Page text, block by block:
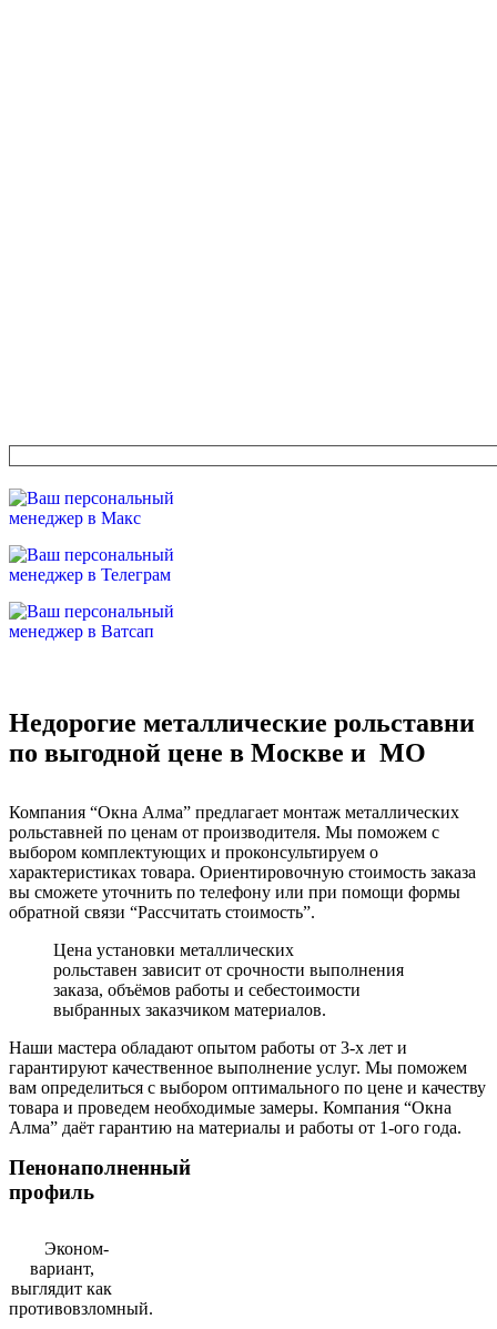
Недорогие металлические рольставни
по выгодной цене в Москве и МО
Компания “Окна Алма” предлагает монтаж металлических
рольставней по ценам от производителя. Мы поможем с
выбором комплектующих и проконсультируем о
характеристиках товара. Ориентировочную стоимость заказа
вы сможете уточнить по телефону или при помощи формы
обратной связи “Рассчитать стоимость”.
Цена установки металлических
рольставен зависит от срочности выполнения
заказа, объёмов работы и себестоимости
выбранных заказчиком материалов.
Наши мастера обладают опытом работы от 3-х лет и
гарантируют качественное выполнение услуг. Мы поможем
вам определиться с выбором оптимального по цене и качеству
товара и проведем необходимые замеры. Компания “Окна
Алма” даёт гарантию на материалы и работы от 1-ого года.
Пенонаполненный
профиль
Эконом-
вариант,
выглядит как
противовзломный.